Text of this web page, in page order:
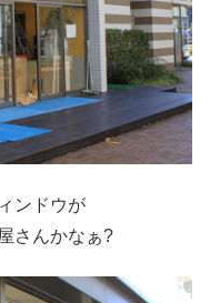
ンドウが
さんかなぁ?